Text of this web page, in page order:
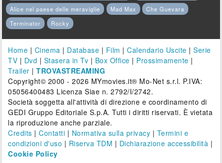
Alice nel paese delle meraviglie
Mad Max
Che Guevara
Terminator
Rocky
Home | Cinema | Database | Film |Calendario Uscite |Serie
TV | Dvd | Stasera in Tv | Box Office | Prossimamente |
Trailer |TROVASTREAMING
Copyright© 2000 - 2026 MYmovies.it® Mo-Net s.r.l. P.IVA:
05056400483 Licenza Siae n. 2792/I/2742.
Società soggetta all'attività di direzione e coordinamento di
GEDI Gruppo Editoriale S.p.A. Tutti i diritti riservati. È vietata
la riproduzione anche parziale.
Credits |Contatti | Normativa sulla privacy | Termini e
condizioni d'uso | Riserva TDM | Dichiarazione accessibilità |
Cookie Policy